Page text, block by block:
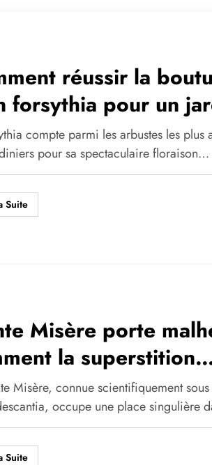
réussir la
forsythia pour un
de couleurs
compte parmi les arbustes les plus
pour sa spectaculaire floraison…
Suite
Misère porte
la superstition
sa perception
une plante en
spirituel
Misère, connue scientifiquement
occupe une place singulière
Suite